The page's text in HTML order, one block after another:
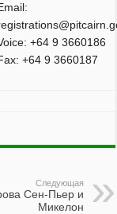
+64 9 3660186
+64 9 3660187
Следующая
Сен-Пьер и
Микелон